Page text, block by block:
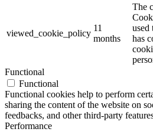
viewed_cookie_policy
11
months
The
used
has
Functional
Functional
Functional cookies help to perform
sharing the content of the website on
feedbacks, and other third-party
Performance